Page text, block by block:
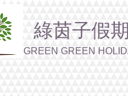
綠茵子假期
GREEN GREEN